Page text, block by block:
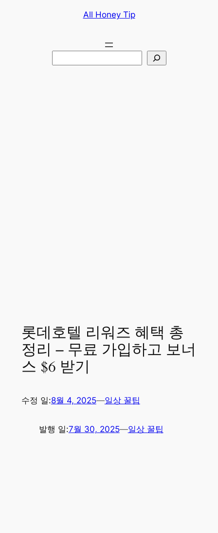
All Honey Tip
롯데호텔 리워즈 혜택 총
정리 – 무료 가입하고 보너
스 $6 받기
수정 일:8월 4, 2025—일상 꿀팁
발행 일:7월 30, 2025—일상 꿀팁